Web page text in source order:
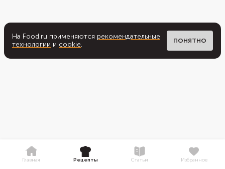
На Food.ru применяются рекомендательные
технологии и cookie. ПОНЯТНО
Главная Рецепты Статьи Избранное